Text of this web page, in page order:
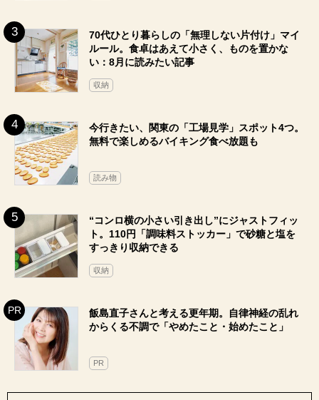
70代ひとり暮らしの「無理しない片付け」マイ
ルール。食卓はあえて小さく、ものを置かな
い：8月に読みたい記事
収納
今行きたい、関東の「工場見学」スポット4つ。
無料で楽しめるバイキング食べ放題も
読み物
“コンロ横の小さい引き出し”にジャストフィッ
ト。110円「調味料ストッカー」で砂糖と塩を
すっきり収納できる
収納
飯島直子さんと考える更年期。自律神経の乱れ
からくる不調で「やめたこと・始めたこと」
PR